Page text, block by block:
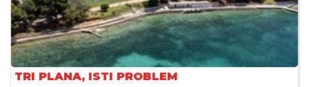
TRI PLANA, ISTI PROBLEM